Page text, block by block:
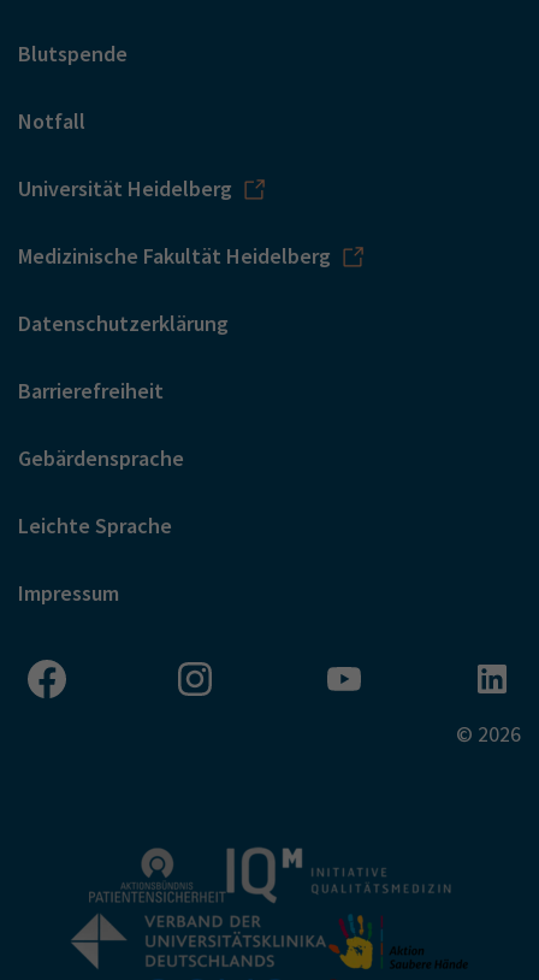
Blutspende
Notfall
Universität Heidelberg
Medizinische Fakultät Heidelberg
Datenschutzerklärung
Barrierefreiheit
Gebärdensprache
Leichte Sprache
Impressum
© 2026